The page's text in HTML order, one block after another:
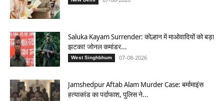
Saluka Kayam Surrender: कोल्हान में माओवादियों को बड़ा
झटका! जोनल कमांडर...
West Singhbhum 07-08-2026
Jamshedpur Aftab Alam Murder Case: बर्मामाइंस
हत्याकांड का पर्दाफाश, पुलिस ने...